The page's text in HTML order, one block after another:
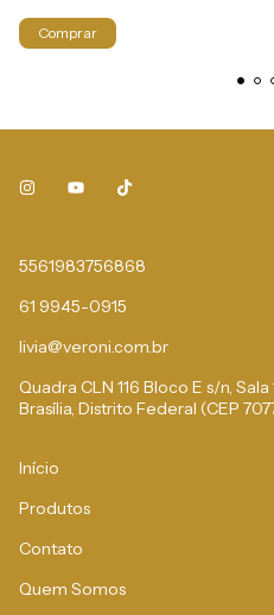
5561983756868
61 9945-0915
livia@veroni.com.br
Quadra CLN 116 Bloco E s/n,
Brasília, Distrito Federal (CEP
Início
Produtos
Contato
Quem Somos